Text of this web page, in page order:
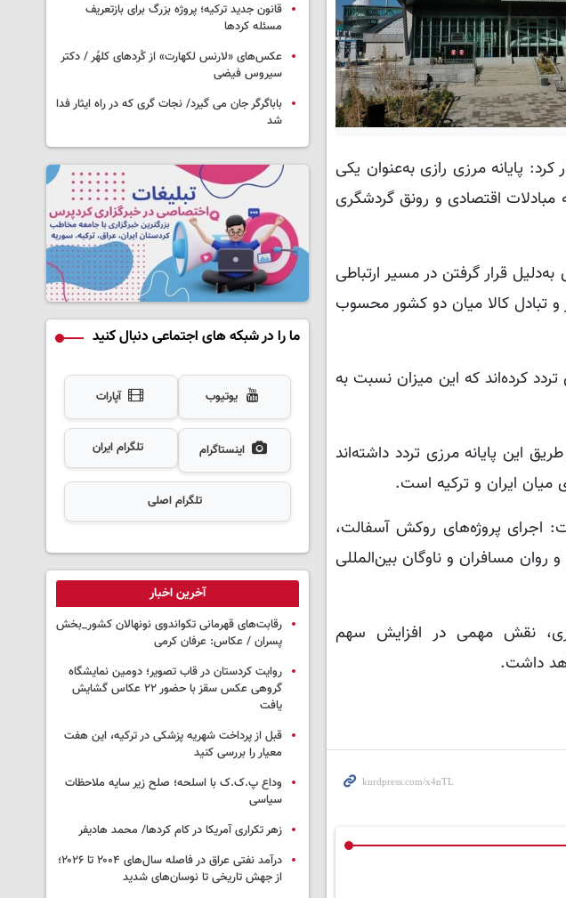
پایانه مرزی رازی به‌عنوان یکی
مبادلات اقتصادی و رونق گردشگری
به‌دلیل قرار گرفتن در مسیر ارتباطی
تبادل کالا میان دو کشور محسوب
از پایانه مرزی رازی تردد کرده‌اند که این میزان نسبت به
یک میلیون و ۷۲۸ هزار و ۳۴۸ نفر مسافر از طریق این پایانه مرزی تردد داشته‌اند
میان ایران و ترکیه است.
اجرای پروژه‌های روکش آسفالت،
روان مسافران و ناوگان بین‌المللی
نقش مهمی در افزایش سهم
داشت.
قانون جدید ترکیه؛ پروژه بزرگ‌ برای بازتعریف
مسئله کردها
عکس‌های «لارنس لکهارت» از کُردهای کلهُر / دکتر
سیروس فیضی
باباگرگر جان می گیرد/ نجات گری که در راه ایثار فدا
شد
ما را در شبکه های اجتماعی دنبال کنید
یوتیوب آپارات
اینستاگرام تلگرام ایران
تلگرام اصلی
آخرین اخبار
رقابت‌های قهرمانی تکواندوی نونهالان کشور_بخش
پسران / عکاس: عرفان کرمی
روایت کردستان در قاب تصویر؛ دومین نمایشگاه
گروهی عکس سقز با حضور ۲۲ عکاس گشایش
یافت
قبل از پرداخت شهریه پزشکی در ترکیه، این هفت
معیار را بررسی کنید
وداع پ.ک.ک با اسلحه؛ صلح زیر سایه ملاحظات
سیاسی
زهر تکراری آمریکا در کام کردها/ محمد هادیفر
درآمد نفتی عراق در فاصله سال‌های ۲۰۰۴ تا ۲۰۲۶؛
از جهش تاریخی تا نوسان‌های شدید